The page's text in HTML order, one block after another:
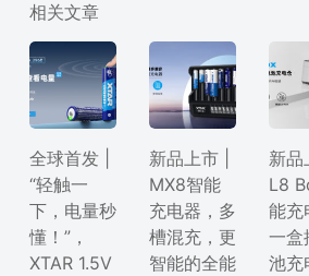
相关文章
全球首发 |
“轻触一
下，电量秒
懂！”，
XTAR 1.5V
新品上市 |
MX8智能
充电器，多
槽混充，更
智能的全能
新品
L8
能充
一盒
池充